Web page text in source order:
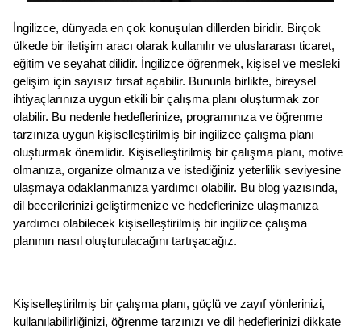
İngilizce, dünyada en çok konuşulan dillerden biridir. Birçok
ülkede bir iletişim aracı olarak kullanılır ve uluslararası ticaret,
eğitim ve seyahat dilidir. İngilizce öğrenmek, kişisel ve mesleki
gelişim için sayısız fırsat açabilir. Bununla birlikte, bireysel
ihtiyaçlarınıza uygun etkili bir çalışma planı oluşturmak zor
olabilir. Bu nedenle hedeflerinize, programınıza ve öğrenme
tarzınıza uygun kişiselleştirilmiş bir ingilizce çalışma planı
oluşturmak önemlidir. Kişiselleştirilmiş bir çalışma planı, motive
olmanıza, organize olmanıza ve istediğiniz yeterlilik seviyesine
ulaşmaya odaklanmanıza yardımcı olabilir. Bu blog yazısında,
dil becerilerinizi geliştirmenize ve hedeflerinize ulaşmanıza
yardımcı olabilecek kişiselleştirilmiş bir ingilizce çalışma
planının nasıl oluşturulacağını tartışacağız.
Kişiselleştirilmiş bir çalışma planı, güçlü ve zayıf yönlerinizi,
kullanılabilirliğinizi, öğrenme tarzınızı ve dil hedeflerinizi dikkate